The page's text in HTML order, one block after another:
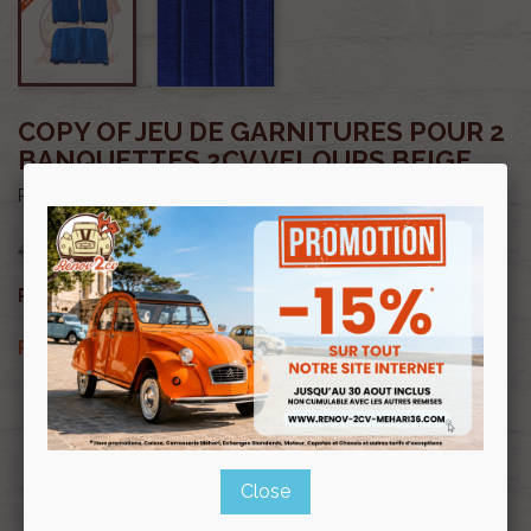
COPY OF JEU DE GARNITURES POUR 2
BANQUETTES 2CV VELOURS BEIGE
Reference
€160.00
Prix public :€136.00VAT included
Prix clubRenov 2cv:€136.00TTC
Profitez de prix remisés
avec la Carte clubRenov 2cv
Souscrire
au club
Close